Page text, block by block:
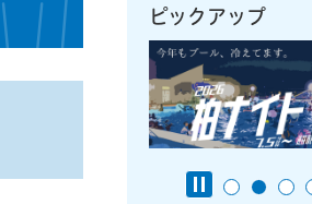
ピックアップ